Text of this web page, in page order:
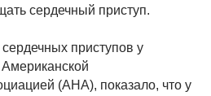
сердечный приступ.
приступов у
(AHA), показало, что у